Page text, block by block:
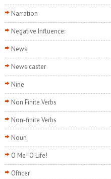
Narration
Negative Influence:
News
News caster
Nine
Non Finite Verbs
Non-finite Verbs
Noun
O Me! O Life!
Officer